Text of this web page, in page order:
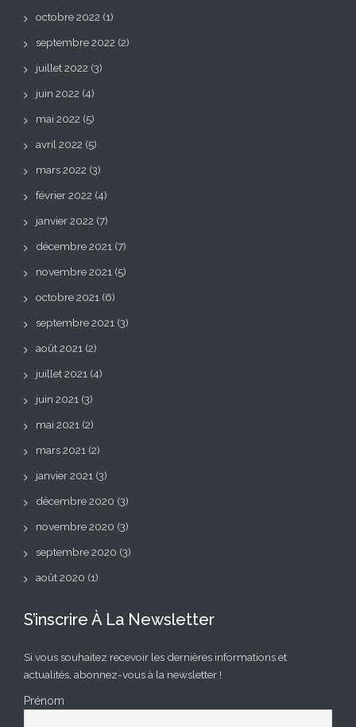
octobre 2022 (1)
septembre 2022 (2)
juillet 2022 (3)
juin 2022 (4)
mai 2022 (5)
avril 2022 (5)
mars 2022 (3)
février 2022 (4)
janvier 2022 (7)
décembre 2021 (7)
novembre 2021 (5)
octobre 2021 (6)
septembre 2021 (3)
août 2021 (2)
juillet 2021 (4)
juin 2021 (3)
mai 2021 (2)
mars 2021 (2)
janvier 2021 (3)
décembre 2020 (3)
novembre 2020 (3)
septembre 2020 (3)
août 2020 (1)
S’inscrire À La Newsletter
Si vous souhaitez recevoir les dernières informations et
actualités, abonnez-vous à la newsletter !
Prénom